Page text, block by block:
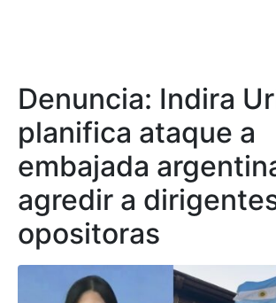
Denuncia: Indira
planifica ataque a
embajada
agredir a
opositoras